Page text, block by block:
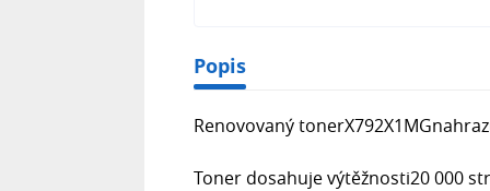
Popis
Renovovaný
Toner dosahuje výtěžnosti20 000